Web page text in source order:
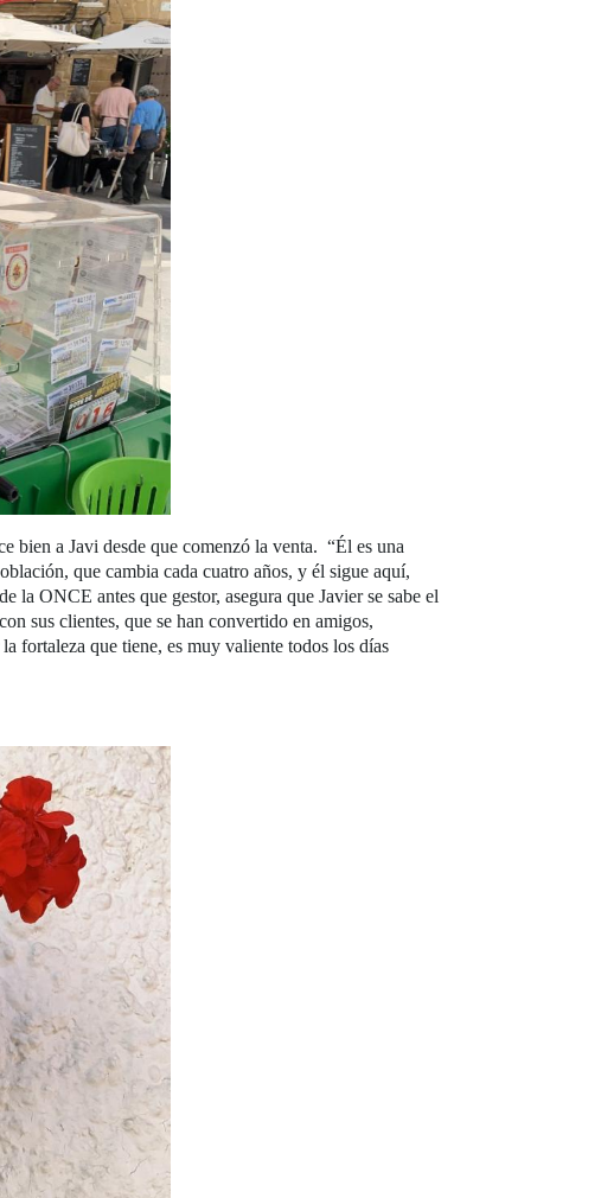
bien a Javi desde que comenzó la venta. “Él es una
que cambia cada cuatro años, y él sigue aquí,
la ONCE antes que gestor, asegura que Javier se sabe el
sus clientes, que se han convertido en amigos,
fortaleza que tiene, es muy valiente todos los días